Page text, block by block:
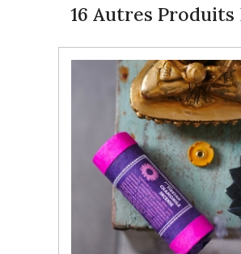
16 Autres Produits